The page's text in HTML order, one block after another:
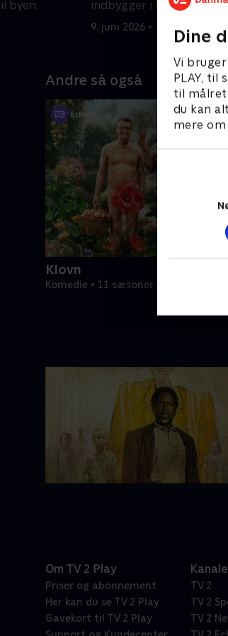
Dine
Vi
PLAY, til
til
du kan
mere
byen.
indbygger i byen. Boyd
farlig teori.
9. juni 2026 • 48 min
Andre så også
Klovn
Komedie • 11 sæsoner
Om TV 2 Play
Priser og abonnement
Her kan du se TV 2 Play
Gavekort til TV 2 Play
TV 2
TV 2
TV 2